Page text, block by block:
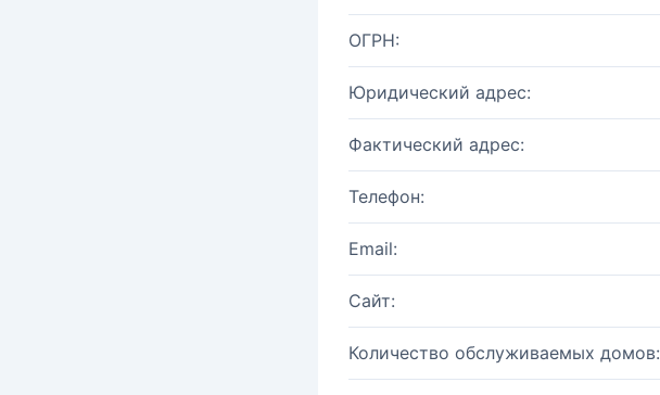
ОГРН:
Юридический адрес:
Фактический адрес:
Телефон:
Email:
Сайт:
Количество обслуживаемых домов: